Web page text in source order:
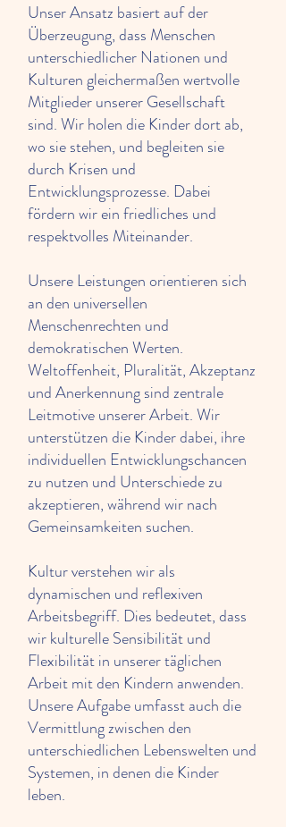
Unser Ansatz basiert auf der
Überzeugung, dass Menschen
unterschiedlicher Nationen und
Kulturen gleichermaßen wertvolle
Mitglieder unserer Gesellschaft
sind. Wir holen die Kinder dort ab,
wo sie stehen, und begleiten sie
durch Krisen und
Entwicklungsprozesse. Dabei
fördern wir ein friedliches und
respektvolles Miteinander.
Unsere Leistungen orientieren sich
an den universellen
Menschenrechten und
demokratischen Werten.
Weltoffenheit, Pluralität, Akzeptanz
und Anerkennung sind zentrale
Leitmotive unserer Arbeit. Wir
unterstützen die Kinder dabei, ihre
individuellen Entwicklungschancen
zu nutzen und Unterschiede zu
akzeptieren, während wir nach
Gemeinsamkeiten suchen.
Kultur verstehen wir als
dynamischen und reflexiven
Arbeitsbegriff. Dies bedeutet, dass
wir kulturelle Sensibilität und
Flexibilität in unserer täglichen
Arbeit mit den Kindern anwenden.
Unsere Aufgabe umfasst auch die
Vermittlung zwischen den
unterschiedlichen Lebenswelten und
Systemen, in denen die Kinder
leben.